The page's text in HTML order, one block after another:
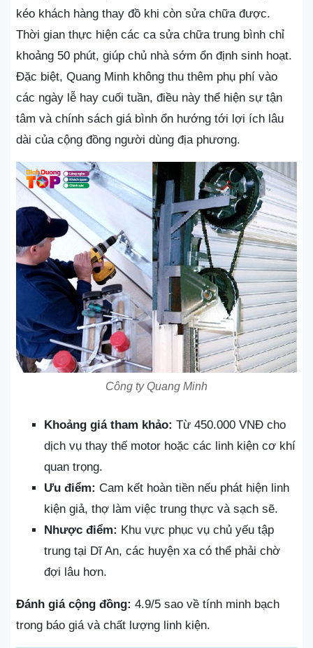
kéo khách hàng thay đồ khi còn sửa chữa được.
Thời gian thực hiện các ca sửa chữa trung bình chỉ
khoảng 50 phút, giúp chủ nhà sớm ổn định sinh hoạt.
Đặc biệt, Quang Minh không thu thêm phụ phí vào
các ngày lễ hay cuối tuần, điều này thể hiện sự tận
tâm và chính sách giá bình ổn hướng tới lợi ích lâu
dài của cộng đồng người dùng địa phương.
Công ty Quang Minh
Khoảng giá tham khảo: Từ 450.000 VNĐ cho
dịch vụ thay thế motor hoặc các linh kiện cơ khí
quan trọng.
Ưu điểm: Cam kết hoàn tiền nếu phát hiện linh
kiện giả, thợ làm việc trung thực và sạch sẽ.
Nhược điểm: Khu vực phục vụ chủ yếu tập
trung tại Dĩ An, các huyện xa có thể phải chờ
đợi lâu hơn.
Đánh giá cộng đồng: 4.9/5 sao về tính minh bạch
trong báo giá và chất lượng linh kiện.